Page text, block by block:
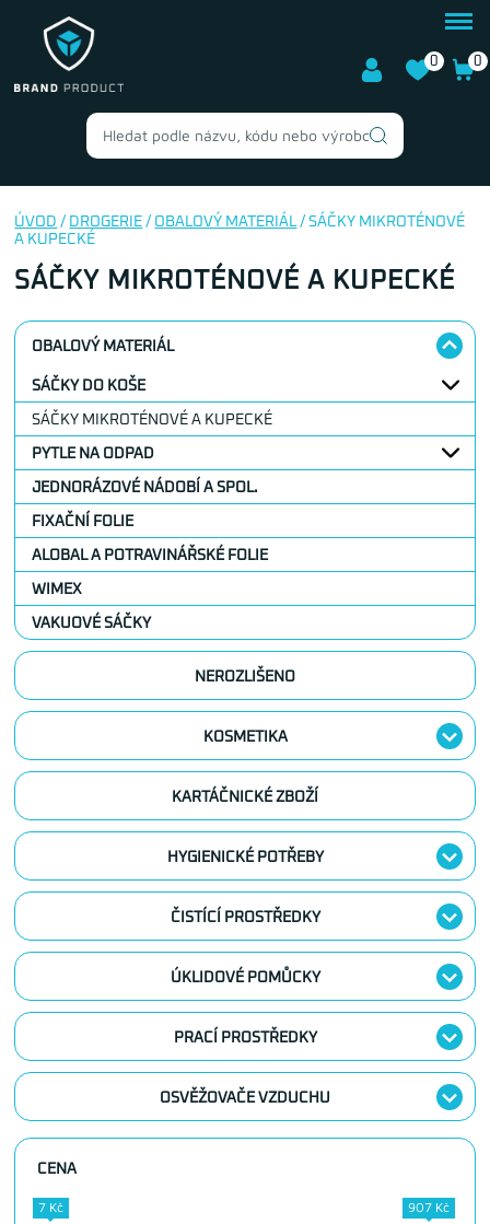
0 0
ÚVOD / DROGERIE / OBALOVÝ MATERIÁL
/ SÁČKY MIKROTÉNOVÉ
A KUPECKÉ
SÁČKY MIKROTÉNOVÉ A KUPECKÉ
OBALOVÝ MATERIÁL
SÁČKY DO KOŠE
SÁČKY MIKROTÉNOVÉ A KUPECKÉ
PYTLE NA ODPAD
JEDNORÁZOVÉ NÁDOBÍ A SPOL.
FIXAČNÍ FOLIE
ALOBAL A POTRAVINÁŘSKÉ FOLIE
WIMEX
VAKUOVÉ SÁČKY
NEROZLIŠENO
KOSMETIKA
KARTÁČNICKÉ ZBOŽÍ
HYGIENICKÉ POTŘEBY
ČISTÍCÍ PROSTŘEDKY
ÚKLIDOVÉ POMŮCKY
PRACÍ PROSTŘEDKY
OSVĚŽOVAČE VZDUCHU
CENA
7 Kč 907 Kč